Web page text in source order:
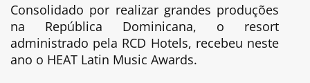
Consolidado por realizar grandes produções
na República Dominicana, o resort
administrado pela RCD Hotels, recebeu neste
ano o HEAT Latin Music Awards.